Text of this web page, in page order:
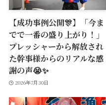
【成功事例公開🎊】「今ま
でで一番の盛り上がり！」
プレッシャーから解放され
た幹事様からのリアルな感
謝の声😭✨
2026年7月30日